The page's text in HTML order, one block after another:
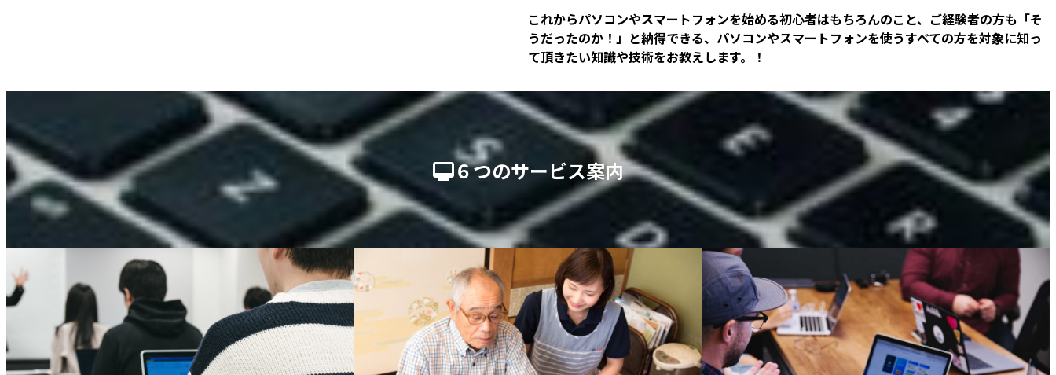
これからパソコンやスマートフォンを始める初心者はもちろんのこと、ご経験者の方も「そ
うだったのか！」と納得できる、パソコンやスマートフォンを使うすべての方を対象に知っ
て頂きたい知識や技術をお教えします。！
６つのサービス案内